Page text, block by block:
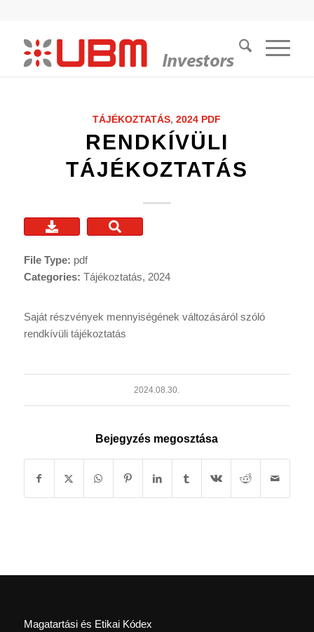
TÁJÉKOZTATÁS,2024 PDF
RENDKÍVÜLI
TÁJÉKOZTATÁS
Saját részvények mennyiségének változásáról szóló
rendkívüli tájékoztatás
File Type: pdf
Categories: Tájékoztatás, 2024
2024.08.30.
Bejegyzés megosztása
Magatartási és Etikai Kódex